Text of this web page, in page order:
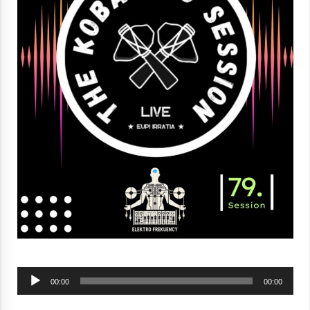
Berria egunkarian elkarrizketa
Arrosaren 20 urteez
Hala Bedi irratiko Hizpidea saioan
Arrosaren 20 urteez
2021/07/03
Zebrabidearen denboraldi amaiera
EHZtik
2021/07/01
Soinu
erreproduzigailua
00:00 00:00